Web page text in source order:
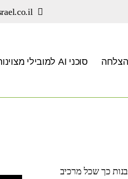
הצלחה סוכני AI למובילי מצוינות
כך שכל מרכיב